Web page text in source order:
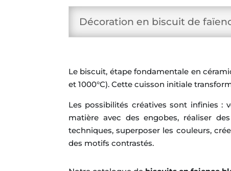
Décoration en biscuit de
Le biscuit, étape fondamentale en
et 1000°C). Cette cuisson initiale
Les possibilités créatives sont infinies :
matière avec des engobes, réaliser
techniques, superposer les couleurs,
des motifs contrastés.